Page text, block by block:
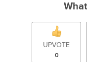
UPVOTE
0